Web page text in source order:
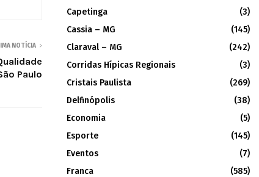
NOTÍCIA
Paulo
Capetinga
(3)
Cassia – MG
(145)
Claraval – MG
(242)
Corridas Hípicas Regionais
(3)
Cristais Paulista
(269)
Delfinópolis
(38)
Economia
(5)
Esporte
(145)
Eventos
(7)
Franca
(585)